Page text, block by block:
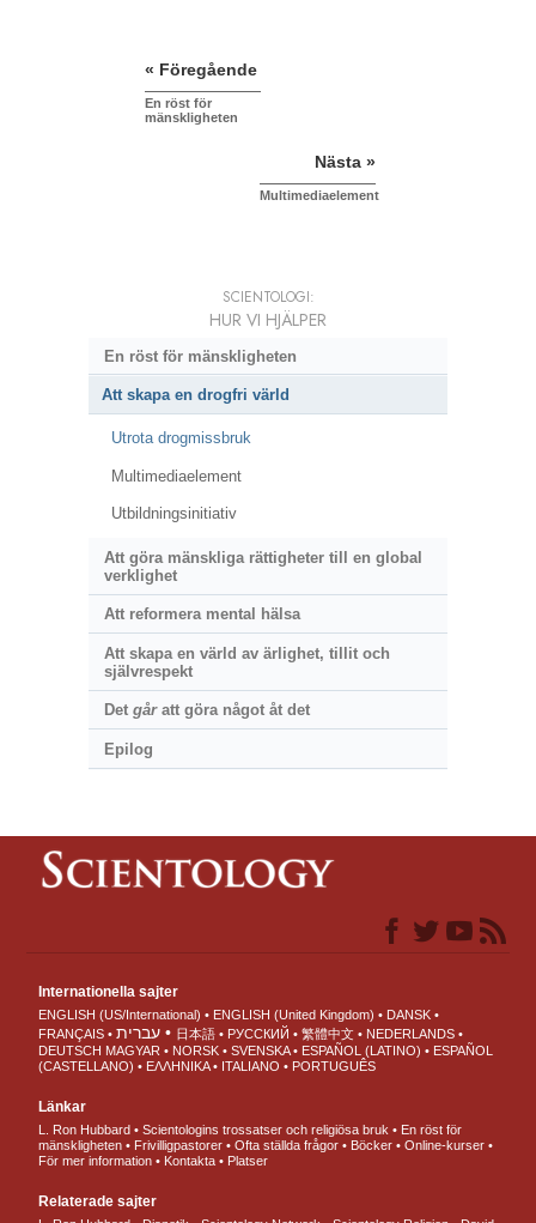
« Föregående
En röst för
mänskligheten
Nästa »
Multimediaelement
SCIENTOLOGI:
HUR VI HJÄLPER
En röst för mänskligheten
Att skapa en drogfri värld
Utrota drogmissbruk
Multimediaelement
Utbildningsinitiativ
Att göra mänskliga rättigheter till en global
verklighet
Att reformera mental hälsa
Att skapa en värld av ärlighet, tillit och
självrespekt
Det gåratt göra något åt det
Epilog
Internationella sajter
ENGLISH (US/International) ENGLISH (United Kingdom)
DANSK
FRANÇAIS
עברית 日本語 РУССКИЙ 繁體中文
NEDERLANDS
DEUTSCH MAGYAR NORSK SVENSKA ESPAÑOL (LATINO)
ESPAÑOL
(CASTELLANO)
ΕΛΛΗΝΙΚA ITALIANO PORTUGUÊS
Länkar
L. Ron Hubbard Scientologins trossatser och religiösa bruk
En röst för
mänskligheten
Frivilligpastorer Ofta ställda frågor Böcker
Online-kurser
För mer information
Kontakta Platser
Relaterade sajter